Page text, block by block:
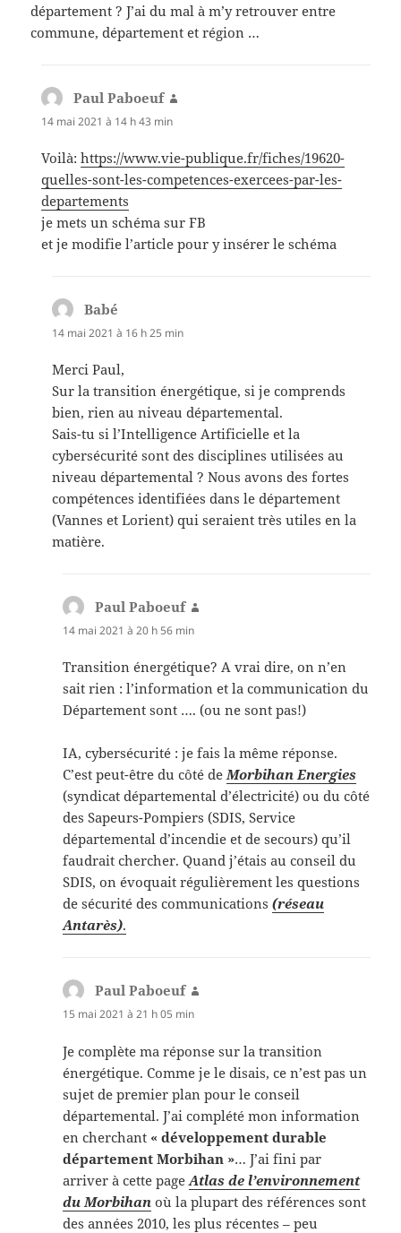
département ? J’ai du mal à m’y retrouver entre
commune, département et région …
Paul Paboeuf
14 mai 2021 à 14 h 43 min
Voilà:https://www.vie-publique.fr/fiches/19620-
quelles-sont-les-competences-exercees-par-les-
departements
je mets un schéma sur FB
et je modifie l’article pour y insérer le schéma
Babé
14 mai 2021 à 16 h 25 min
Merci Paul,
Sur la transition énergétique, si je comprends
bien, rien au niveau départemental.
Sais-tu si l’Intelligence Artificielle et la
cybersécurité sont des disciplines utilisées au
niveau départemental ? Nous avons des fortes
compétences identifiées dans le département
(Vannes et Lorient) qui seraient très utiles en la
matière.
Paul Paboeuf
14 mai 2021 à 20 h 56 min
Transition énergétique? A vrai dire, on n’en
sait rien : l’information et la communication du
Département sont …. (ou ne sont pas!)
IA, cybersécurité : je fais la même réponse.
C’est peut-être du côté deMorbihan Energies
(syndicat départemental d’électricité) ou du côté
des Sapeurs-Pompiers (SDIS, Service
départemental d’incendie et de secours) qu’il
faudrait chercher. Quand j’étais au conseil du
SDIS, on évoquait régulièrement les questions
de sécurité des communications(réseau
Antarès).
Paul Paboeuf
15 mai 2021 à 21 h 05 min
Je complète ma réponse sur la transition
énergétique. Comme je le disais, ce n’est pas un
sujet de premier plan pour le conseil
départemental. J’ai complété mon information
en cherchant « développement durable
département Morbihan »… J’ai fini par
arriver à cette pageAtlas de l’environnement
du Morbihan où la plupart des références sont
des années 2010, les plus récentes – peu